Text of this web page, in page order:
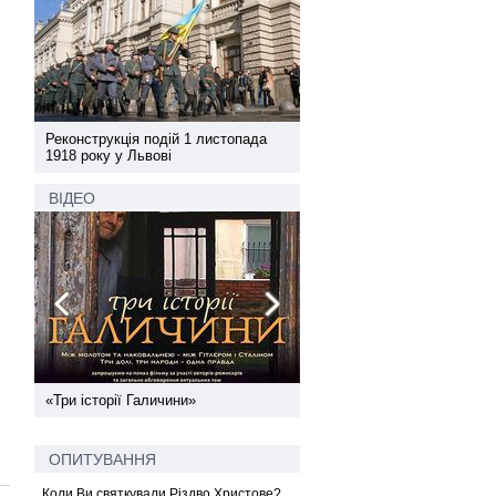
Реконструкція подій 1 листопада
1918 року у Львові
ВІДЕО
«Три історії Галичини»
ОПИТУВАННЯ